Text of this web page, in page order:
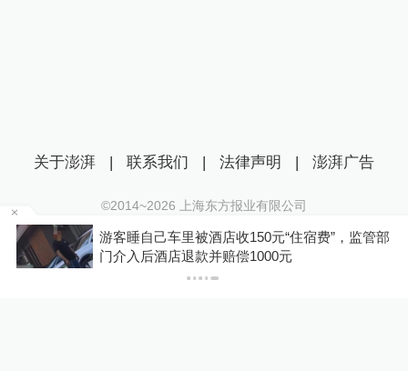
游客睡自己车里被酒店收150元“住宿费”，监管部
门介入后酒店退款并赔偿1000元
关于澎湃 | 联系我们 | 法律声明 | 澎湃广告
©2014~2026 上海东方报业有限公司
沪ICP证：沪B2-20170116 | 沪ICP备14003370号
互联网新闻信息服务许可证：31120170006
沪公网安备 31010602000299号